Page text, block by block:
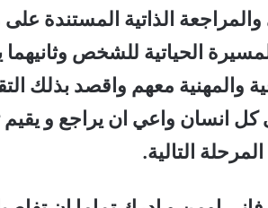
والمراجعة الذاتية المستندة
الحياتية للشخص وثانيهما
والمهنية معهم واقصد بذلك
كل انسان واعي ان يراجع و يقيم
التالية.